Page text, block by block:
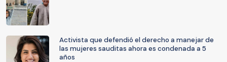
Activista que defendió el derecho a manejar de
las mujeres sauditas ahora es condenada a 5
años